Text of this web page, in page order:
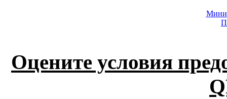
Оцените условия